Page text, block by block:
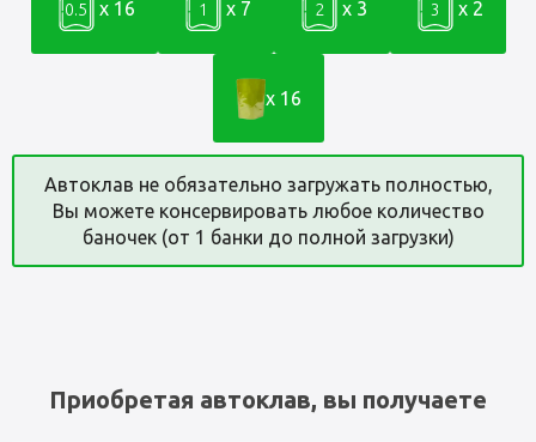
0.5 x 16 1 x 7 2 x 3 3 x 2
x 16
Автоклав не обязательно загружать полностью,
Вы можете консервировать любое количество
баночек (от 1 банки до полной загрузки)
Приобретая автоклав, вы получаете